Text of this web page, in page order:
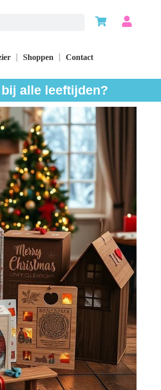
Shoppen Contact
alle leeftijden?